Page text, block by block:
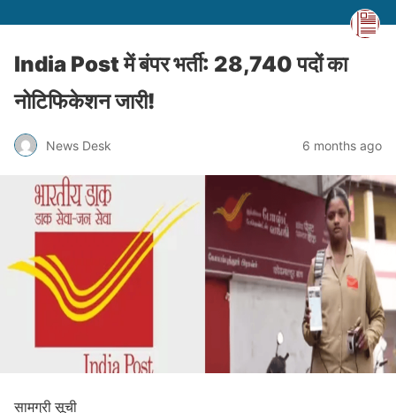
India Post में बंपर भर्ती: 28,740 पदों का
नोटिफिकेशन जारी!
News Desk 6 months ago
सामग्री सूची